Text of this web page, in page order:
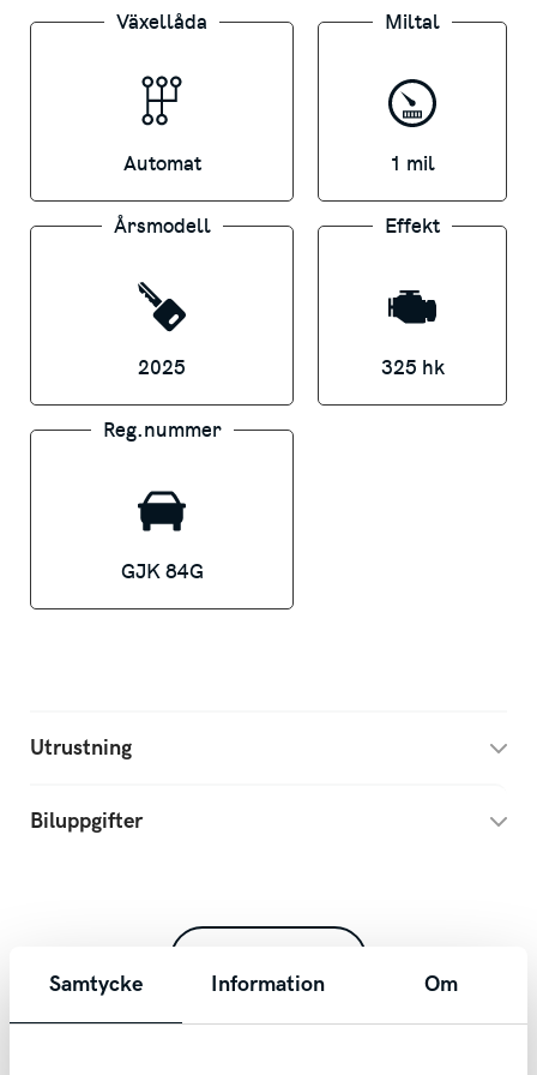
Samtycke Information Om
backkamera
19” aluminiumfälgar, LED-strålkastare
Pris ordinare från 666 400 kr inkl. moms
*KAMPANJPRIS Gäller vid finansiering via
begränsat erbjudande och gäller endast
📞 0500-44 48 88
svenskamotor.se
Växellåda
Automat
Miltal
1 mil
Årsmodell
2025
Effekt
325 hk
Reg.nummer
GJK 84G
Utrustning
Biluppgifter